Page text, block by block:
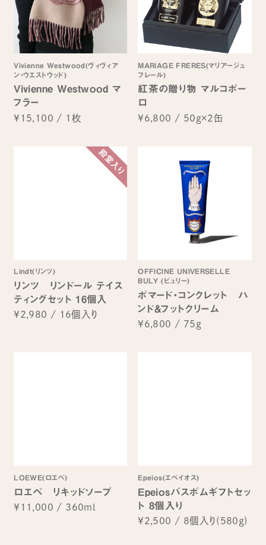
Vivienne Westwood(ヴィヴィア
ン・ウエストウッド)
Vivienne Westwood マ
フラー
¥15,100 / 1枚
MARIAGE FRERES(マリアージュ
フレール)
紅茶の贈り物 マルコポー
ロ
¥6,800 / 50g×2缶
Lindt(リンツ)
リンツ リンドール テイス
ティングセット 16個入
¥2,980 / 16個入り
OFFICINE UNIVERSELLE
BULY (ビュリー)
ポマード・コンクレット ハ
ンド&フットクリーム
¥6,800 / 75g
LOEWE(ロエベ)
ロエベ リキッドソープ
¥11,000 / 360ml
Epeios(エペイオス)
Epeiosバスボムギフトセッ
ト 8個入り
¥2,500 / 8個入り(580g)